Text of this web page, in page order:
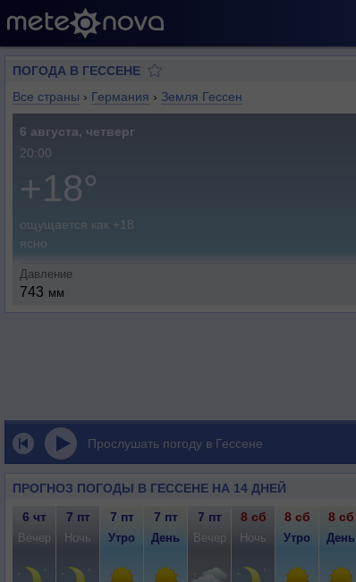
ПОГОДА В ГЕССЕНЕ
Все страны › Германия › Земля Гессен
6 августа, четверг
20:00
+18°
ощущается как +18
ясно
Давление
743 мм
Прослушать погоду в Гессене
ПРОГНОЗ ПОГОДЫ В ГЕССЕНЕ НА 14 ДНЕЙ
6 чт 7 пт 7 пт 7 пт 7 пт 8 сб 8 сб 8 сб
Вечер Ночь Утро День Вечер Ночь Утро День